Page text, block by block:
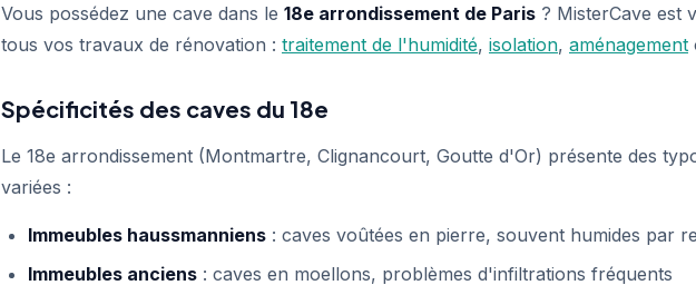
Vous possédez une cave dans le 18e arrondissement de Paris ? MisterCave est
tous vos travaux de rénovation : traitement de l'humidité, isolation, aménagement
Spécificités des caves du 18e
Le 18e arrondissement (Montmartre, Clignancourt, Goutte d'Or) présente des
variées :
Immeubles haussmanniens : caves voûtées en pierre, souvent humides par
Immeubles anciens : caves en moellons, problèmes d'infiltrations fréquents